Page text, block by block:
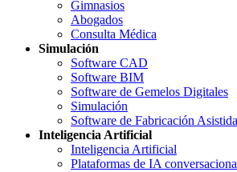
Gimnasios
Abogados
Consulta Médica
Simulación
Software CAD
Software BIM
Software de Gemelos Digitales
Simulación
Software de Fabricación
Inteligencia Artificial
Inteligencia Artificial
Plataformas de IA